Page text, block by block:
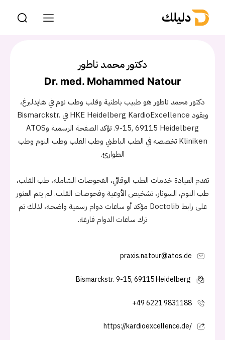
دليلك
دكتور محمد ناطور
Dr. med. Mohammed Natour
دكتور محمد ناطور هو طبيب باطنية وقلب وطب نوم في هايدلبرغ،
ويقود HKE Heidelberg KardioExcellence في Bismarckstr.
9-15, 69115 Heidelberg. تؤكد الصفحة الرسمية وATOS
Kliniken تخصصه في الطب الباطني وطب القلب وطب النوم وطب
الطوارئ.
تقدم العيادة خدمات الطب الوقائي، الفحوصات الشاملة، طب القلب،
طب النوم، السونار، تشخيص الأوعية وفحوصات القلب. لم يتم العثور
على رابط Doctolib مؤكد أو ساعات دوام رسمية واضحة، لذلك تم
ترك ساعات الدوام فارغة.
praxis.natour@atos.de
Bismarckstr. 9-15, 69115 Heidelberg
+49 6221 9831188
https://kardioexcellence.de/